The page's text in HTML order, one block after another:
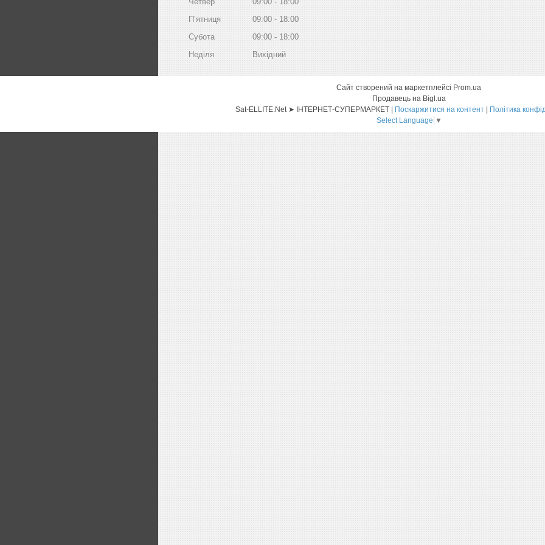
Пʼятниця
09:00
18:00
Субота
09:00
18:00
Неділя
Вихідний
Сайт створений на маркетплейсі Prom.ua
Продавець на Bigl.ua
Sat-ELLITE.Net ➤ ІНТЕРНЕТ-СУПЕРМАРКЕТ | Поскаржитися на контент | Політика
Select Language ▼